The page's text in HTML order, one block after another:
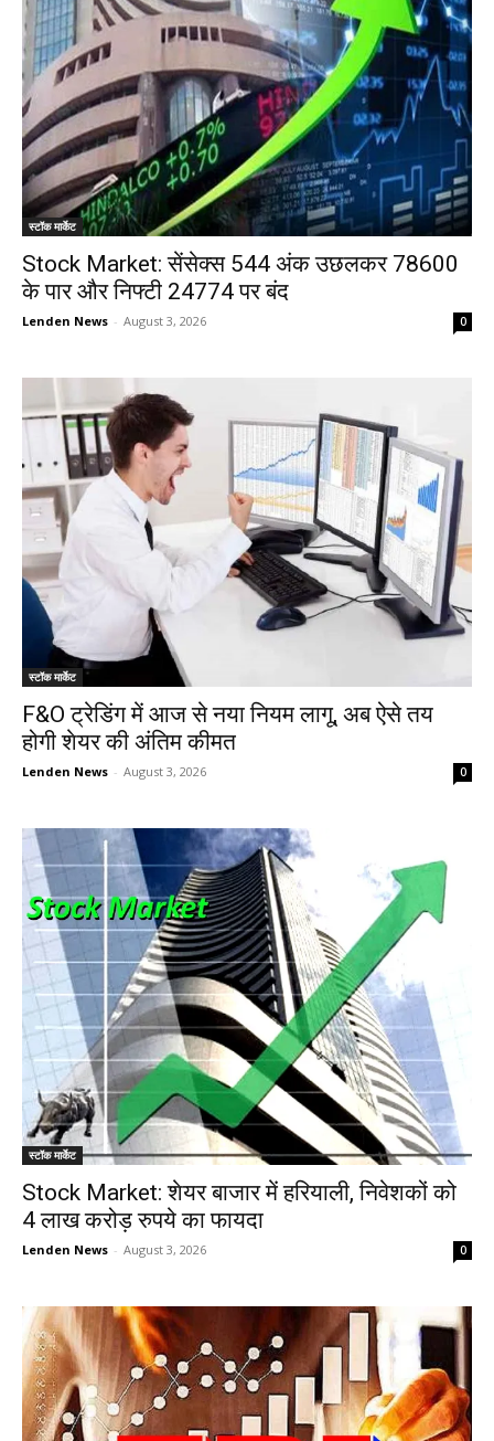
स्टॉक मार्केट
Stock Market: सेंसेक्स 544 अंक उछलकर 78600
के पार और निफ्टी 24774 पर बंद
Lenden News - August 3, 2026 0
स्टॉक मार्केट
F&O ट्रेडिंग में आज से नया नियम लागू, अब ऐसे तय
होगी शेयर की अंतिम कीमत
Lenden News - August 3, 2026 0
स्टॉक मार्केट
Stock Market: शेयर बाजार में हरियाली, निवेशकों को
4 लाख करोड़ रुपये का फायदा
Lenden News - August 3, 2026 0